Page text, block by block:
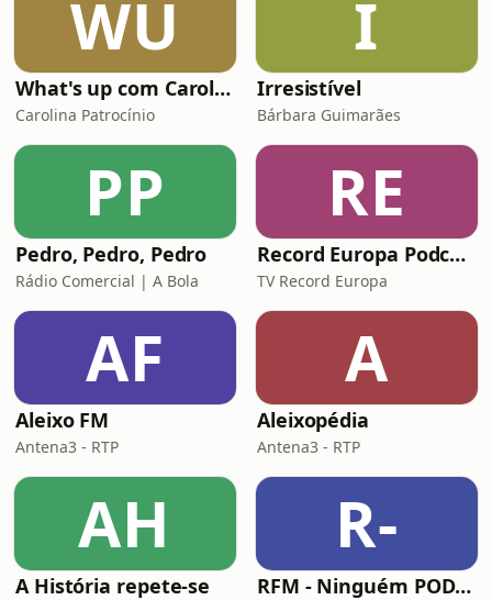
porque &eacute; que PS e Chega se
aliaram para a
WU
What's up com Carolina Patrocínio
Carolina Patrocínio
I
Irresistível
Bárbara Guimarães
PP
Pedro, Pedro, Pedro
Rádio Comercial | A Bola
RE
Record Europa Podcast
TV Record Europa
AF
Aleixo FM
Antena3 - RTP
A
Aleixopédia
Antena3 - RTP
AH
A História repete-se
R-
RFM - Ninguém POD comigo